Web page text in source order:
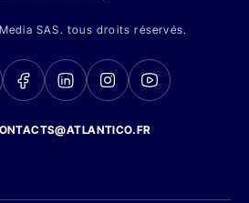
SAS. tous droits réservés.